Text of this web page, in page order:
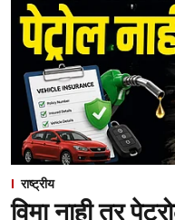
राष्ट्रीय
विमा नाही तर